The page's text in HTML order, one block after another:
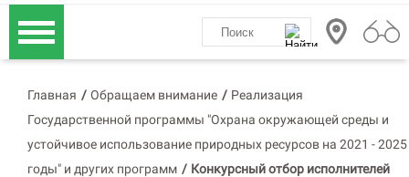
Главная / Обращаем внимание / Реализация
Государственной программы "Охрана окружающей среды и
устойчивое использование природных ресурсов на 2021 - 2025
годы" и других программ / Конкурсный отбор исполнителей